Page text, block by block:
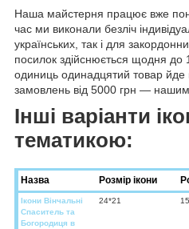
Наша майстерня працює вже
час ми виконали безліч
українських, так і для
посилок здійснюється щодня до
одиниць одинадцятий товар йде
замовлень від 5000 грн —
Інші варіанти
тематикою:
Назва Розмір ікони
Ікони Вінчальні
Спаситель та
Богородиця в
24*21